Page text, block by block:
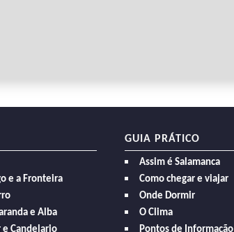
e a Fronteira
e Alba
e Candelario
GUIA PRÁTICO
Assim é Salamanca
Como chegar e viajar
Onde Dormir
O Clima
Pontos de Informação